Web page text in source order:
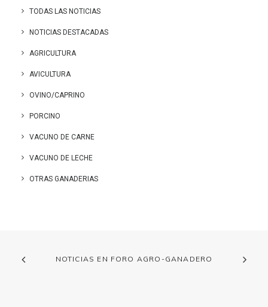
TODAS LAS NOTICIAS
NOTICIAS DESTACADAS
AGRICULTURA
AVICULTURA
OVINO/CAPRINO
PORCINO
VACUNO DE CARNE
VACUNO DE LECHE
OTRAS GANADERIAS
NOTICIAS EN FORO AGRO-GANADERO